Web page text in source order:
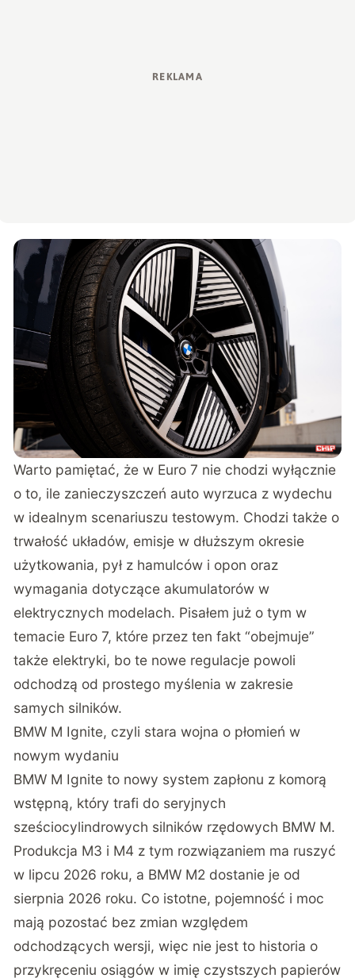
Warto pamiętać, że w Euro 7 nie chodzi wyłącznie
o to, ile zanieczyszczeń auto wyrzuca z wydechu
w idealnym scenariuszu testowym. Chodzi także o
trwałość układów, emisje w dłuższym okresie
użytkowania, pył z hamulców i opon oraz
wymagania dotyczące akumulatorów w
elektrycznych modelach. Pisałem już o tym w
temacie Euro 7, które przez ten fakt “obejmuje”
także elektryki, bo te nowe regulacje powoli
odchodzą od prostego myślenia w zakresie
samych silników.
BMW M Ignite, czyli stara wojna o płomień w
nowym wydaniu
BMW M Ignite to nowy system zapłonu z komorą
wstępną, który trafi do seryjnych
sześciocylindrowych silników rzędowych BMW M.
Produkcja M3 i M4 z tym rozwiązaniem ma ruszyć
w lipcu 2026 roku, a BMW M2 dostanie je od
sierpnia 2026 roku. Co istotne, pojemność i moc
mają pozostać bez zmian względem
odchodzących wersji, więc nie jest to historia o
przykręceniu osiągów w imię czystszych papierów